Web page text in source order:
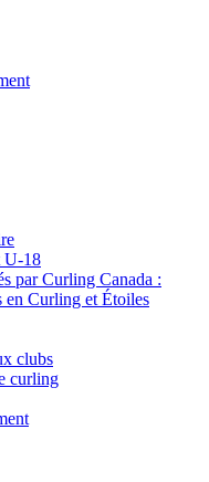
U-18
par Curling Canada :
en Curling et Étoiles
clubs
curling